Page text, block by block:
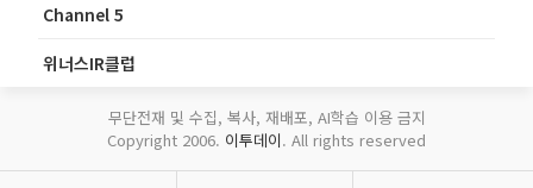
Channel 5
위너스IR클럽
무단전재 및 수집, 복사, 재배포, AI학습 이용 금지
Copyright 2006. 이투데이. All rights reserved